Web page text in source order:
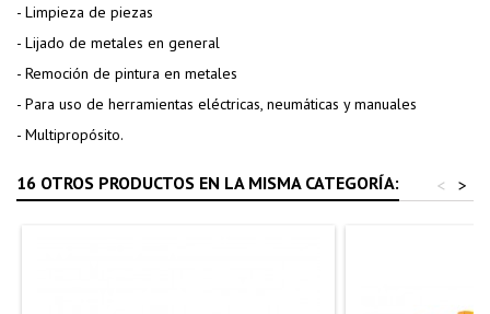
- Limpieza de piezas
- Lijado de metales en general
- Remoción de pintura en metales
- Para uso de herramientas eléctricas, neumáticas y manuales
- Multipropósito.
16 OTROS PRODUCTOS EN LA MISMA CATEGORÍA: >
<